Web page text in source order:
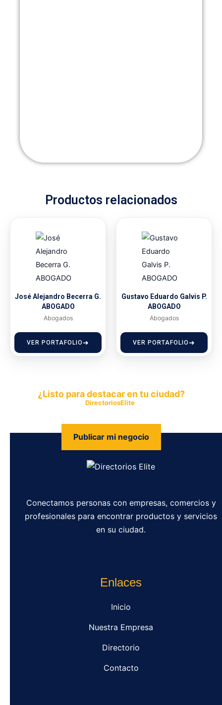
Productos relacionados
José Alejandro Becerra G.
ABOGADO
Abogados
VER PORTAFOLIO
Gustavo Eduardo Galvis P.
ABOGADO
Abogados
VER PORTAFOLIO
¿Listo para destacar en tu ciudad?
DirectoriosElite
Publicar mi negocio
Conectamos personas con empresas, comercios y
profesionales para encontrar productos y servicios
en su ciudad.
Enlaces
Inicio
Nuestra Empresa
Directorio
Contacto